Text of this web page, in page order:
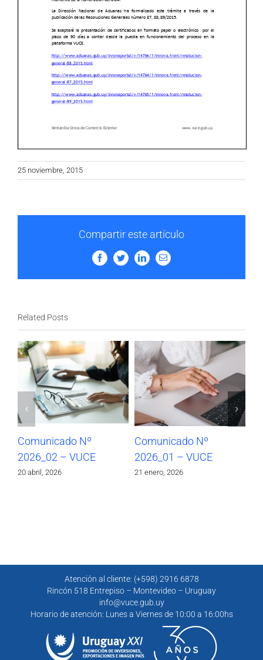
25 noviembre, 2015
Compartir este artículo
FacebookTwitterLinkedInEmail
Related Posts
Comunicado Nº
2026_02 – VUCE
20 abril, 2026
Comunicado Nº
2026_01 – VUCE
21 enero, 2026
Atención al cliente: (+598) 2916 6878
Rincón 518 Entrepiso – Montevideo – Uruguay
info@vuce.gub.uy
Horario de atención: Lunes a Viernes de 10:00 a 16:00hs